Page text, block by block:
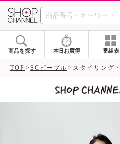
SHOP
商品を探す 本日お買得 番組表
TOP SCピープル スタイリング